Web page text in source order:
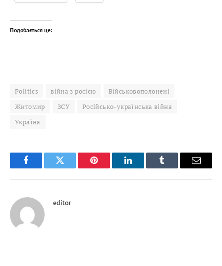
Подобається це:
Politics війна з росією
Військовополонені
Житомир
ЗСУ
Російсько-українська війна
Україна
FacebookTwitter Pinterest LinkedInTumblr Email
editor